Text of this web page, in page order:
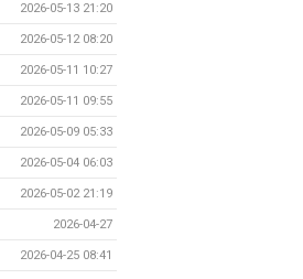
2026-05-13 21:20
2026-05-12 08:20
2026-05-11 10:27
2026-05-11 09:55
2026-05-09 05:33
2026-05-04 06:03
2026-05-02 21:19
2026-04-27
2026-04-25 08:41